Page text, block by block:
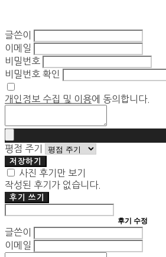
글쓴이
이메일
비밀번호
비밀번호 확인
개인정보 수집 및 이용에 동의합니다.
평점 주기
저장하기
사진 후기만 보기
작성된 후기가 없습니다.
후기 쓰기
후기 수정
글쓴이
이메일